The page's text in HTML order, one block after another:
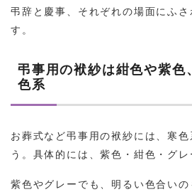
弔辞と慶事、それぞれの場面にふ
す。
弔事用の袱紗は紺色や紫色
色系
お葬式など弔事用の袱紗には、寒
う。具体的には、紫色・紺色・グレ
紫色やグレーでも、明るい色合い